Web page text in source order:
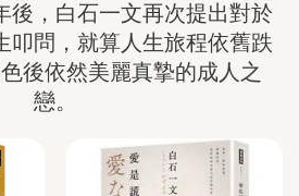
後，白石一文再次提出對於
叩問，就算人生旅程依舊跌
後依然美麗真摯的成人之
戀。